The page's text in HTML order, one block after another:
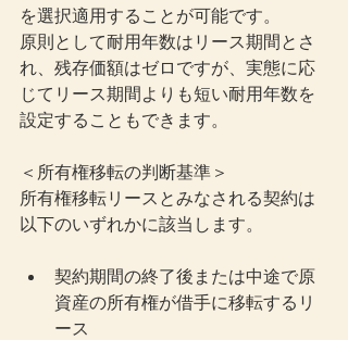
を選択適用することが可能です。
原則として耐用年数はリース期間とさ
れ、残存価額はゼロですが、実態に応
じてリース期間よりも短い耐用年数を
設定することもできます。
＜所有権移転の判断基準＞
所有権移転リースとみなされる契約は
以下のいずれかに該当します。
契約期間の終了後または中途で原
資産の所有権が借手に移転するリ
ース